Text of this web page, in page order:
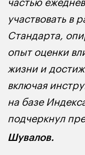
участвовать в
Стандарта,
опыт оценки
жизни и
включая
на базе
подчеркнул
Шувалов.